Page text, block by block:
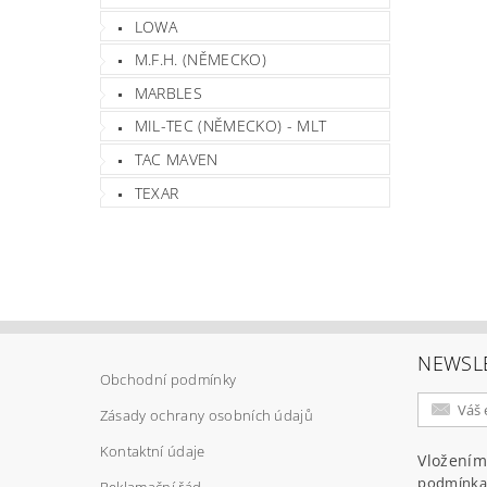
LOWA
M.F.H. (NĚMECKO)
MARBLES
MIL-TEC (NĚMECKO) - MLT
TAC MAVEN
TEXAR
Obchodní podmínky
Zásady ochrany osobních údajů
Kontaktní údaje